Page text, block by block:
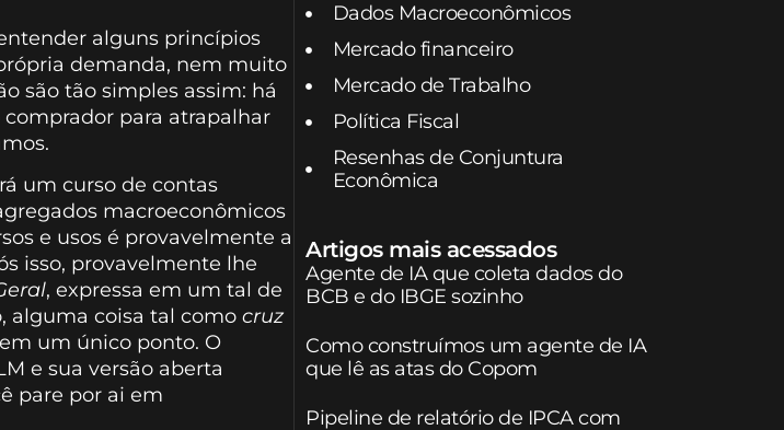
alguns princípios
demanda, nem muito
são tão simples assim: há
para atrapalhar
um curso de contas
macroeconômicos
e usos é provavelmente a
isso, provavelmente lhe
, expressa em um tal de
alguma coisa tal como cruz
um único ponto. O
e sua versão aberta
pare por ai em
Dados Macroeconômicos
Mercado financeiro
Mercado de Trabalho
Política Fiscal
Resenhas de Conjuntura
Econômica
Artigos mais acessados
Agente de IA que coleta dados do
BCB e do IBGE sozinho
Como construímos um agente de IA
que lê as atas do Copom
Pipeline de relatório de IPCA com